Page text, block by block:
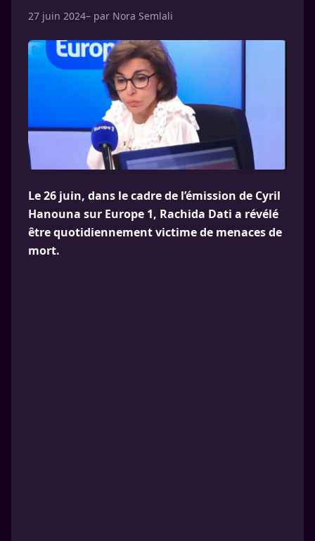
27 juin 2024– par Nora Semlali
Le 26 juin, dans le cadre de l’émission de Cyril
Hanouna sur Europe 1, Rachida Dati a révélé
être quotidiennement victime de menaces de
mort.